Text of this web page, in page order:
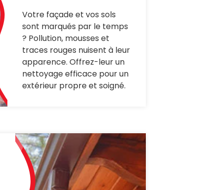
Votre façade et vos sols
sont marqués par le temps
? Pollution, mousses et
traces rouges nuisent à leur
apparence. Offrez-leur un
nettoyage efficace pour un
extérieur propre et soigné.